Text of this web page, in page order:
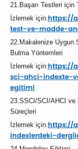
21.Başarı Testleri için
İzlemek için:https://
test-ve-madde-
22.Makalenize Uygun
Bulma Yöntemleri
İzlemek için:https://
sci-ahci-indexte-
egitimi
23.SSCI/SCI/AHCI ve
Süreçleri
İzlemek için:https://
indexlerdeki-